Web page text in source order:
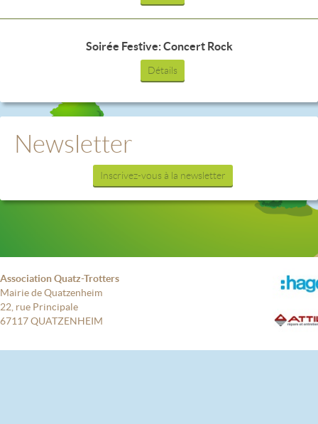
Soirée Festive: Concert Rock
Détails
Newsletter
Inscrivez-vous à la newsletter
Association Quatz-Trotters
Mairie de Quatzenheim
22, rue Principale
67117 QUATZENHEIM